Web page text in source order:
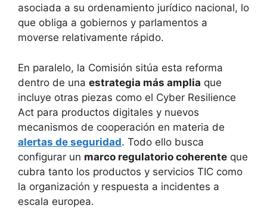
asociada a su ordenamiento jurídico nacional, lo
que obliga a gobiernos y parlamentos a
moverse relativamente rápido.
En paralelo, la Comisión sitúa esta reforma
dentro de una estrategia más amplia que
incluye otras piezas como el Cyber Resilience
Act para productos digitales y nuevos
mecanismos de cooperación en materia de
alertas de seguridad. Todo ello busca
configurar un marco regulatorio coherente que
cubra tanto los productos y servicios TIC como
la organización y respuesta a incidentes a
escala europea.